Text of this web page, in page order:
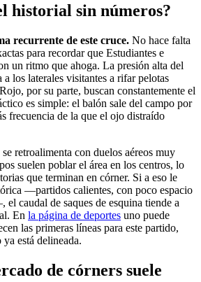
historial sin números?
recurrente de este cruce. No hace falta
para recordar que Estudiantes e
un ritmo que ahoga. La presión alta del
los laterales visitantes a rifar pelotas
por su parte, buscan constantemente el
es simple: el balón sale del campo por
frecuencia de la que el ojo distraído
retroalimenta con duelos aéreos muy
suelen poblar el área en los centros, lo
que terminan en córner. Si a eso le
—partidos calientes, con poco espacio
caudal de saques de esquina tiende a
En la página de deportes uno puede
las primeras líneas para este partido,
está delineada.
de córners suele